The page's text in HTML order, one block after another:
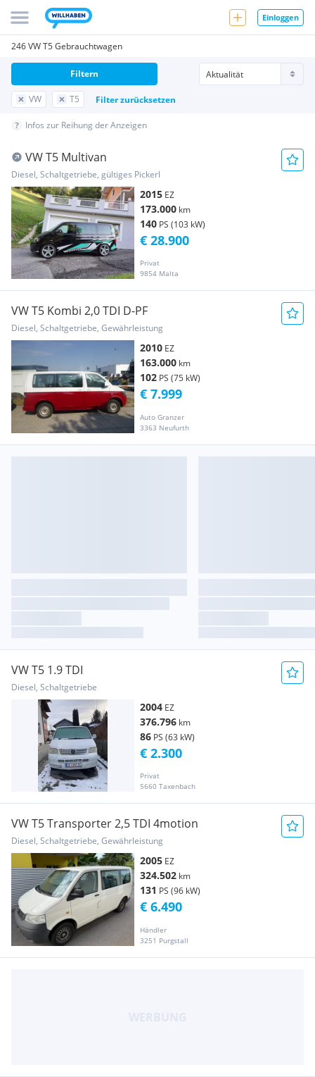
Einloggen
246 VW T5 Gebrauchtwagen
VW T5 Filter zurücksetzen
Filtern
Infos zur Reihung der Anzeigen
VW T5 Multivan
Diesel, Schaltgetriebe, gültiges Pickerl
2015 EZ
173.000 km
140 PS (103 kW)
Privat
9854 Malta
€ 28.900
VW T5 Kombi 2,0 TDI D-PF
Diesel, Schaltgetriebe, Gewährleistung
2010 EZ
163.000 km
102 PS (75 kW)
Auto Granzer
3363 Neufurth
€ 7.999
VW T5 1.9 TDI
Diesel, Schaltgetriebe
2004 EZ
376.796 km
86 PS (63 kW)
Privat
5660 Taxenbach
€ 2.300
VW T5 Transporter 2,5 TDI 4motion
Diesel, Schaltgetriebe, Gewährleistung
2005 EZ
324.502 km
131 PS (96 kW)
Händler
3251 Purgstall
€ 6.490